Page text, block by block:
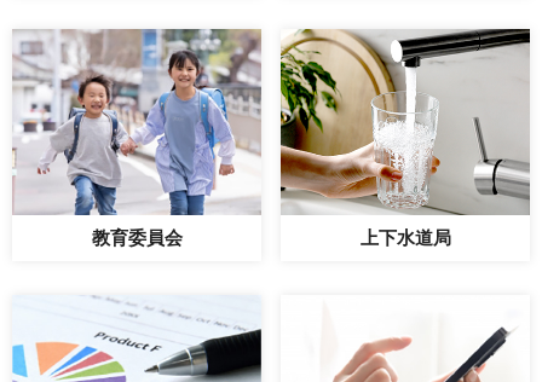
教育委員会 上下水道局